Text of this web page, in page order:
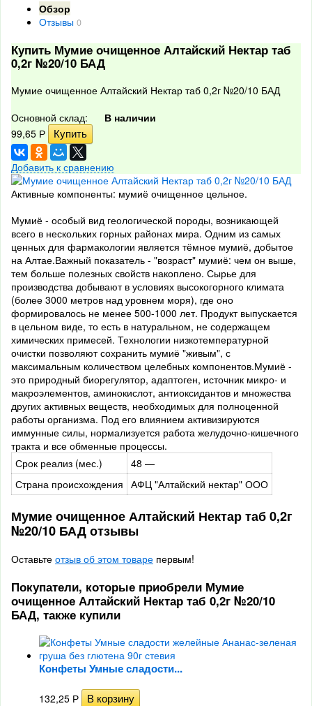
Обзор
Отзывы 0
Купить Мумие очищенное Алтайский Нектар таб
0,2г №20/10 БАД
Мумие очищенное Алтайский Нектар таб 0,2г №20/10 БАД
Основной склад:
В наличии
99,65 Р
Добавить к сравнению
Активные компоненты: мумиё очищенное цельное.
Мумиё - особый вид геологической породы, возникающей
всего в нескольких горных районах мира. Одним из самых
ценных для фармакологии является тёмное мумиё, добытое
на Алтае.Важный показатель - "возраст" мумиё: чем он выше,
тем больше полезных свойств накоплено. Сырье для
производства добывают в условиях высокогорного климата
(более 3000 метров над уровнем моря), где оно
формировалось не менее 500-1000 лет. Продукт выпускается
в цельном виде, то есть в натуральном, не содержащем
химических примесей. Технологии низкотемпературной
очистки позволяют сохранить мумиё "живым", с
максимальным количеством целебных компонентов.Мумиё -
это природный биорегулятор, адаптоген, источник микро- и
макроэлементов, аминокислот, антиоксидантов и множества
других активных веществ, необходимых для полноценной
работы организма. Под его влиянием активизируются
иммунные силы, нормализуется работа желудочно-кишечного
тракта и все обменные процессы.
Срок реализ (мес.)
48 —
Страна происхождения АФЦ "Алтайский нектар" ООО
Мумие очищенное Алтайский Нектар таб 0,2г
№20/10 БАД отзывы
Оставьте отзыв об этом товаре первым!
Покупатели, которые приобрели Мумие
очищенное Алтайский Нектар таб 0,2г №20/10
БАД, также купили
Конфеты Умные сладости...
132,25 Р